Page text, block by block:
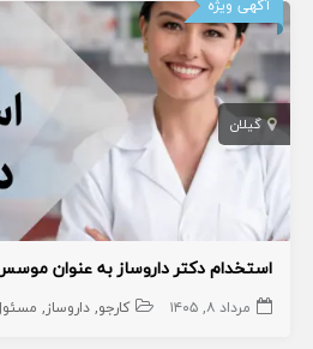
آگهی ویژه
گیلان
استخدام دکتر داروساز به عنوان
مرداد ۸, ۱۴۰۵ کارجو داروساز